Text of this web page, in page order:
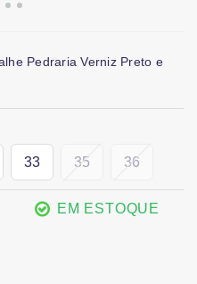
Pedraria Verniz Preto e
33 35 36
EM ESTOQUE